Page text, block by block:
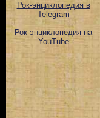
Рок-энциклопедия в
Telegram
Рок-энциклопедия на
YouTube